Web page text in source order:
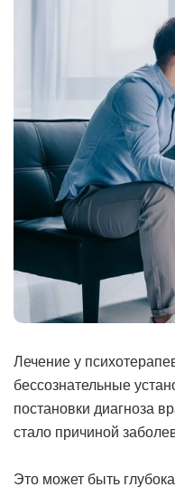
Лечение у
бессознательные
постановки диагноза
стало причиной
Это может быть